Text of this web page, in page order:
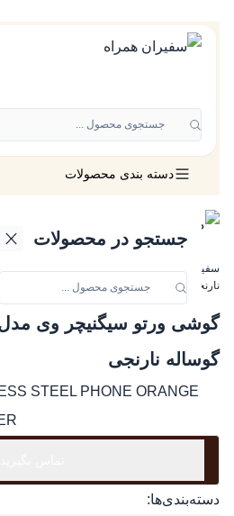
جستجوی محصول ...
جستجو در محصولات
دسته بندی محصولات
سفیران همراه»گوشی ورتو»گوشی ورتو
نارنجی
گوشی ورتو سیگنیچر وی مدل
گوساله نارنجی
STEEL PHONE ORANGE
دسته‌بندی‌ها: